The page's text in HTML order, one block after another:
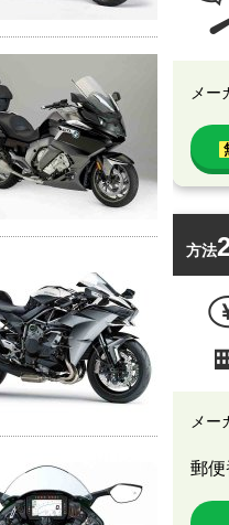
メー
方法
メー
郵